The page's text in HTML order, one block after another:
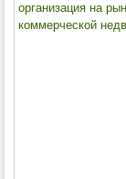
организация на
коммерческой